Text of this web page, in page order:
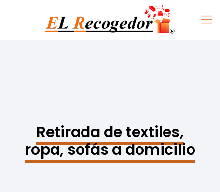
Retirada de textiles,
ropa, sofás a domicilio